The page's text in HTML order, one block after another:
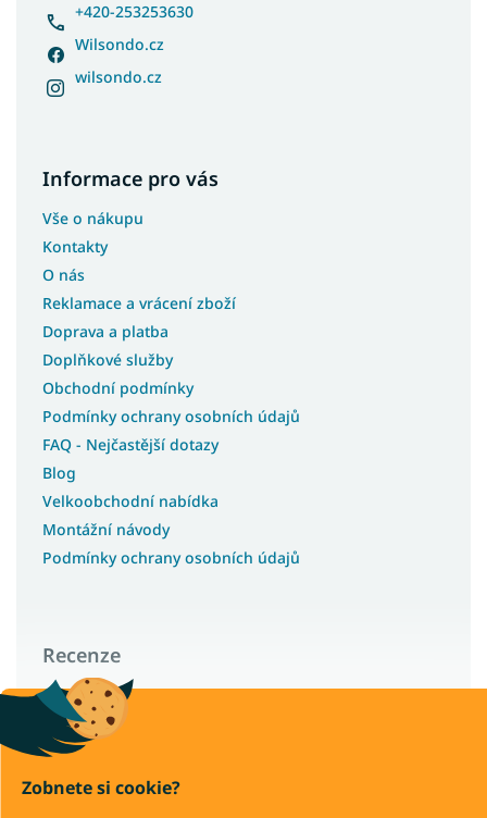
Zobnete si cookie?
+420-253253630
Wilsondo.cz
wilsondo.cz
Informace pro vás
Vše o nákupu
Kontakty
O nás
Reklamace a vrácení zboží
Doprava a platba
Doplňkové služby
Obchodní podmínky
Podmínky ochrany osobních údajů
FAQ - Nejčastější dotazy
Blog
Velkoobchodní nabídka
Montážní návody
Podmínky ochrany osobních údajů
Recenze
Wilsondo – recenze a zkušenosti zákazníků
Copyright 2026